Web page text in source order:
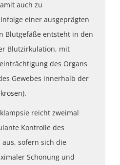
auch zu
einer ausgeprägten
Blutgefäße entsteht in den
Blutzirkulation, mit
des Organs
Gewebes innerhalb der
reicht zweimal
Kontrolle des
sofern sich die
Schonung und